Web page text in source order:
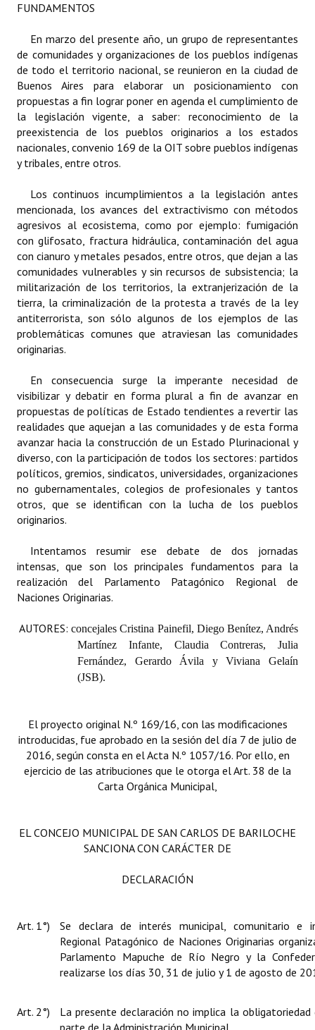
Informes de Gestión
Proyectos Presentados
Dictámenes Asesoría Letrada
Actas de Sesión
Informes de Unidad Coordinadora
Ejecución Presupuestaria
Actas de Audiencias Públicas
NORMATIVA
Comunicaciones
Declaraciones
Resoluciones
Resoluciones de Presidencia
INSTITUCIONAL
Antiguos Pobladores
Noticias Destacadas
Registros y Distinciones
Datos Históricos
Premio al Mérito - Registro
Audiencias Públicas - Registro
Periodistas Decanos - Registro
Ciudadano Ilustre - Registro
Huéspedes de Honor - Registro
Antiguos Pobladores - Registro
Reconocimientos - Registro
Entrega de distinciones
REFORMA DE LA CARTA ORGÁNICA
FUNDAMENTOS
En marzo del presente año, un grupo de representantes
de comunidades y organizaciones de los pueblos indígenas
de todo el territorio nacional, se reunieron en la ciudad de
Buenos Aires para elaborar un posicionamiento con
propuestas a fin lograr poner en agenda el cumplimiento de
la legislación vigente, a saber: reconocimiento de la
preexistencia de los pueblos originarios a los estados
nacionales, convenio 169 de la OIT sobre pueblos indígenas
y tribales, entre otros.
Los continuos incumplimientos a la legislación antes
mencionada, los avances del extractivismo con métodos
agresivos al ecosistema, como por ejemplo: fumigación
con glifosato, fractura hidráulica, contaminación del agua
con cianuro y metales pesados, entre otros, que dejan a las
comunidades vulnerables y sin recursos de subsistencia; la
militarización de los territorios, la extranjerización de la
tierra, la criminalización de la protesta a través de la ley
antiterrorista, son sólo algunos de los ejemplos de las
problemáticas comunes que atraviesan las comunidades
originarias.
En consecuencia surge la imperante necesidad de
visibilizar y debatir en forma plural a fin de avanzar en
propuestas de políticas de Estado tendientes a revertir las
realidades que aquejan a las comunidades y de esta forma
avanzar hacia la construcción de un Estado Plurinacional y
diverso, con la participación de todos los sectores: partidos
políticos, gremios, sindicatos, universidades, organizaciones
no gubernamentales, colegios de profesionales y tantos
otros, que se identifican con la lucha de los pueblos
originarios.
Intentamos resumir ese debate de dos jornadas
intensas, que son los principales fundamentos para la
realización del Parlamento Patagónico Regional de
Naciones Originarias.
AUTORES:concejales Cristina Painefil, Diego Benítez, Andrés
Martínez Infante, Claudia Contreras, Julia
Fernández, Gerardo Ávila y Viviana Gelaín
(JSB).
El proyecto original N.º 169/16, con las modificaciones
introducidas, fue aprobado en la sesión del día 7 de julio de
2016, según consta en el Acta N.º 1057/16. Por ello, en
ejercicio de las atribuciones que le otorga el Art. 38 de la
Carta Orgánica Municipal,
EL CONCEJO MUNICIPAL DE SAN CARLOS DE BARILOCHE
SANCIONA CON CARÁCTER DE
DECLARACIÓN
Art. 1°)
Se declara de interés municipal, comunitario e
Regional Patagónico de Naciones Originarias
Parlamento Mapuche de Río Negro y la
realizarse los días 30, 31 de julio y 1 de agosto de
Art. 2°)
La presente declaración no implica la
parte de la Administración Municipal.